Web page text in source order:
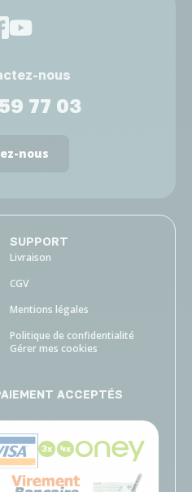
nous
77 03
nous
SUPPORT
Livraison
CGV
Mentions légales
Politique de confidentialité
Gérer mes cookies
ACCEPTÉS